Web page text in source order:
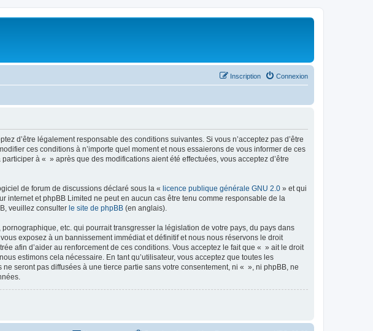
Connexion
Inscription
d’être légalement responsable des conditions suivantes. Si vous n’acceptez pas d’être
ces conditions à n’importe quel moment et nous essaierons de vous informer de ces
à « » après que des modifications aient été effectuées, vous acceptez d’être
de forum de discussions déclaré sous la « licence publique générale GNU 2.0 » et qui
et phpBB Limited ne peut en aucun cas être tenu comme responsable de la
veuillez consulter le site de phpBB (en anglais).
etc. qui pourrait transgresser la législation de votre pays, du pays dans
exposez à un bannissement immédiat et définitif et nous nous réservons le droit
afin d’aider au renforcement de ces conditions. Vous acceptez le fait que « » ait le droit
estimons cela nécessaire. En tant qu’utilisateur, vous acceptez que toutes les
seront pas diffusées à une tierce partie sans votre consentement, ni « », ni phpBB, ne